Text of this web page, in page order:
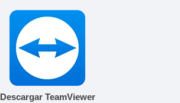
Descargar TeamViewer